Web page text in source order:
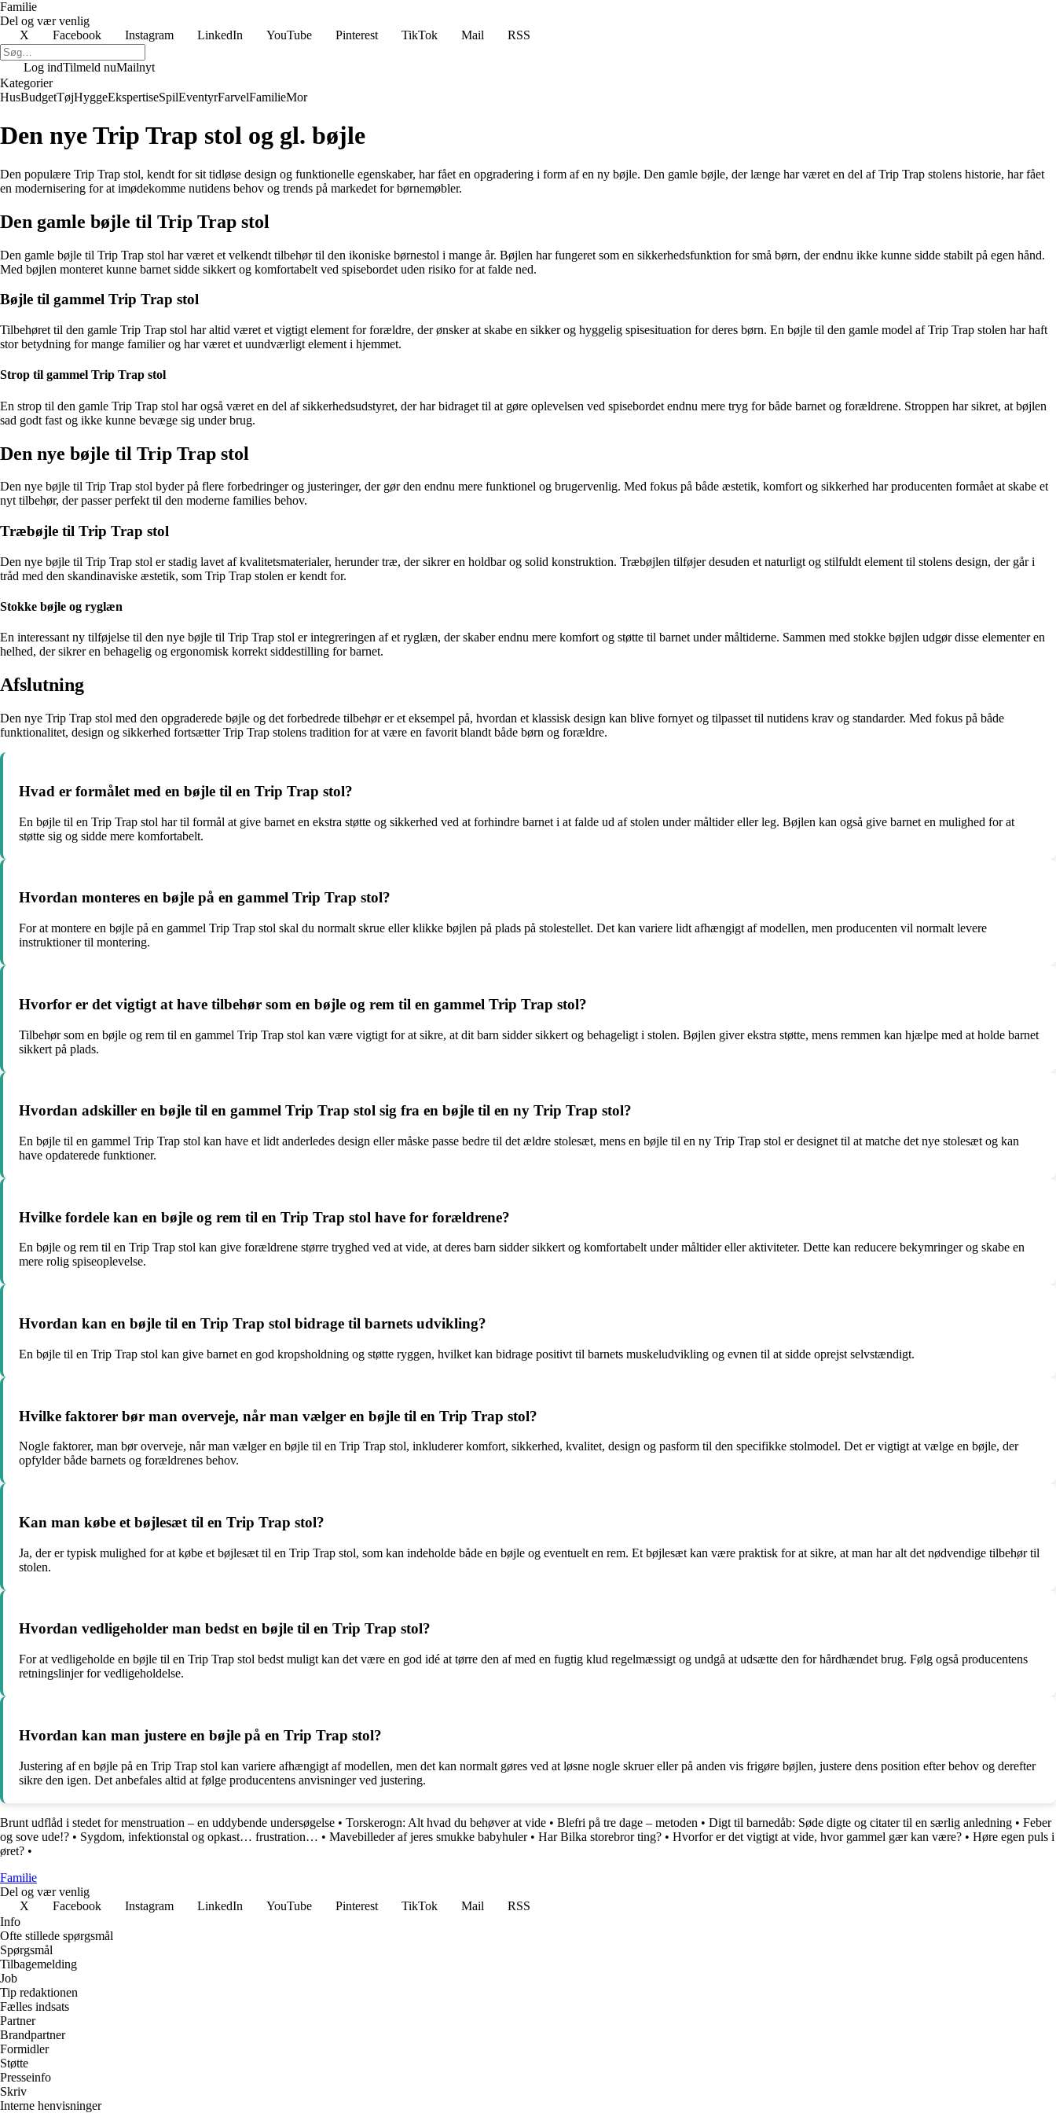
Familie
Del og vær venlig
X
Facebook Instagram LinkedIn YouTube Pinterest TikTok Mail RSS
Log indTilmeld nuMailnyt
Kategorier
HusBudgetTøjHyggeEkspertiseSpilEventyrFarvelFamilieMor
Den nye Trip Trap stol og gl. bøjle
Den populære Trip Trap stol, kendt for sit tidløse design og funktionelle egenskaber, har fået en opgradering i form af en ny bøjle. Den gamle bøjle, der længe har været en del af Trip Trap stolens historie, har fået
en modernisering for at imødekomme nutidens behov og trends på markedet for børnemøbler.
Den gamle bøjle til Trip Trap stol
Den gamle bøjle til Trip Trap stol har været et velkendt tilbehør til den ikoniske børnestol i mange år. Bøjlen har fungeret som en sikkerhedsfunktion for små børn, der endnu ikke kunne sidde stabilt på egen hånd.
Med bøjlen monteret kunne barnet sidde sikkert og komfortabelt ved spisebordet uden risiko for at falde ned.
Bøjle til gammel Trip Trap stol
Tilbehøret til den gamle Trip Trap stol har altid været et vigtigt element for forældre, der ønsker at skabe en sikker og hyggelig spisesituation for deres børn. En bøjle til den gamle model af Trip Trap stolen har haft
stor betydning for mange familier og har været et uundværligt element i hjemmet.
Strop til gammel Trip Trap stol
En strop til den gamle Trip Trap stol har også været en del af sikkerhedsudstyret, der har bidraget til at gøre oplevelsen ved spisebordet endnu mere tryg for både barnet og forældrene. Stroppen har sikret, at bøjlen
sad godt fast og ikke kunne bevæge sig under brug.
Den nye bøjle til Trip Trap stol
Den nye bøjle til Trip Trap stol byder på flere forbedringer og justeringer, der gør den endnu mere funktionel og brugervenlig. Med fokus på både æstetik, komfort og sikkerhed har producenten formået at skabe et
nyt tilbehør, der passer perfekt til den moderne families behov.
Træbøjle til Trip Trap stol
Den nye bøjle til Trip Trap stol er stadig lavet af kvalitetsmaterialer, herunder træ, der sikrer en holdbar og solid konstruktion. Træbøjlen tilføjer desuden et naturligt og stilfuldt element til stolens design, der går i
tråd med den skandinaviske æstetik, som Trip Trap stolen er kendt for.
Stokke bøjle og ryglæn
En interessant ny tilføjelse til den nye bøjle til Trip Trap stol er integreringen af et ryglæn, der skaber endnu mere komfort og støtte til barnet under måltiderne. Sammen med stokke bøjlen udgør disse elementer en
helhed, der sikrer en behagelig og ergonomisk korrekt siddestilling for barnet.
Afslutning
Den nye Trip Trap stol med den opgraderede bøjle og det forbedrede tilbehør er et eksempel på, hvordan et klassisk design kan blive fornyet og tilpasset til nutidens krav og standarder. Med fokus på både
funktionalitet, design og sikkerhed fortsætter Trip Trap stolens tradition for at være en favorit blandt både børn og forældre.
Hvad er formålet med en bøjle til en Trip Trap stol?
En bøjle til en Trip Trap stol har til formål at give barnet en ekstra støtte og sikkerhed ved at forhindre barnet i at falde ud af stolen under måltider eller leg. Bøjlen kan også give barnet en mulighed for at
støtte sig og sidde mere komfortabelt.
Hvordan monteres en bøjle på en gammel Trip Trap stol?
For at montere en bøjle på en gammel Trip Trap stol skal du normalt skrue eller klikke bøjlen på plads på stolestellet. Det kan variere lidt afhængigt af modellen, men producenten vil normalt levere
instruktioner til montering.
Hvorfor er det vigtigt at have tilbehør som en bøjle og rem til en gammel Trip Trap stol?
Tilbehør som en bøjle og rem til en gammel Trip Trap stol kan være vigtigt for at sikre, at dit barn sidder sikkert og behageligt i stolen. Bøjlen giver ekstra støtte, mens remmen kan hjælpe med at holde barnet
sikkert på plads.
Hvordan adskiller en bøjle til en gammel Trip Trap stol sig fra en bøjle til en ny Trip Trap stol?
En bøjle til en gammel Trip Trap stol kan have et lidt anderledes design eller måske passe bedre til det ældre stolesæt, mens en bøjle til en ny Trip Trap stol er designet til at matche det nye stolesæt og kan
have opdaterede funktioner.
Hvilke fordele kan en bøjle og rem til en Trip Trap stol have for forældrene?
En bøjle og rem til en Trip Trap stol kan give forældrene større tryghed ved at vide, at deres barn sidder sikkert og komfortabelt under måltider eller aktiviteter. Dette kan reducere bekymringer og skabe en
mere rolig spiseoplevelse.
Hvordan kan en bøjle til en Trip Trap stol bidrage til barnets udvikling?
En bøjle til en Trip Trap stol kan give barnet en god kropsholdning og støtte ryggen, hvilket kan bidrage positivt til barnets muskeludvikling og evnen til at sidde oprejst selvstændigt.
Hvilke faktorer bør man overveje, når man vælger en bøjle til en Trip Trap stol?
Nogle faktorer, man bør overveje, når man vælger en bøjle til en Trip Trap stol, inkluderer komfort, sikkerhed, kvalitet, design og pasform til den specifikke stolmodel. Det er vigtigt at vælge en bøjle, der
opfylder både barnets og forældrenes behov.
Kan man købe et bøjlesæt til en Trip Trap stol?
Ja, der er typisk mulighed for at købe et bøjlesæt til en Trip Trap stol, som kan indeholde både en bøjle og eventuelt en rem. Et bøjlesæt kan være praktisk for at sikre, at man har alt det nødvendige tilbehør til
stolen.
Hvordan vedligeholder man bedst en bøjle til en Trip Trap stol?
For at vedligeholde en bøjle til en Trip Trap stol bedst muligt kan det være en god idé at tørre den af med en fugtig klud regelmæssigt og undgå at udsætte den for hårdhændet brug. Følg også producentens
retningslinjer for vedligeholdelse.
Hvordan kan man justere en bøjle på en Trip Trap stol?
Justering af en bøjle på en Trip Trap stol kan variere afhængigt af modellen, men det kan normalt gøres ved at løsne nogle skruer eller på anden vis frigøre bøjlen, justere dens position efter behov og derefter
sikre den igen. Det anbefales altid at følge producentens anvisninger ved justering.
Brunt udflåd i stedet for menstruation – en uddybende undersøgelse • Torskerogn: Alt hvad du behøver at vide • Blefri på tre dage – metoden • Digt til barnedåb: Søde digte og citater til en særlig anledning • Feber
og sove ude!? • Sygdom, infektionstal og opkast… frustration… • Mavebilleder af jeres smukke babyhuler• Har Bilka storebror ting? • Hvorfor er det vigtigt at vide, hvor gammel gær kan være? • Høre egen puls i
øret? •
Familie
Del og vær venlig
X
Facebook Instagram LinkedIn YouTube Pinterest TikTok Mail
RSS
Info
Ofte stillede spørgsmål
Spørgsmål
Tilbagemelding
Job
Tip redaktionen
Fælles indsats
Partner
Brandpartner
Formidler
Støtte
Presseinfo
Skriv
Interne henvisninger